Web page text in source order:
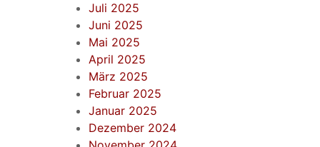
Juli 2025
Juni 2025
Mai 2025
April 2025
März 2025
Februar 2025
Januar 2025
Dezember 2024